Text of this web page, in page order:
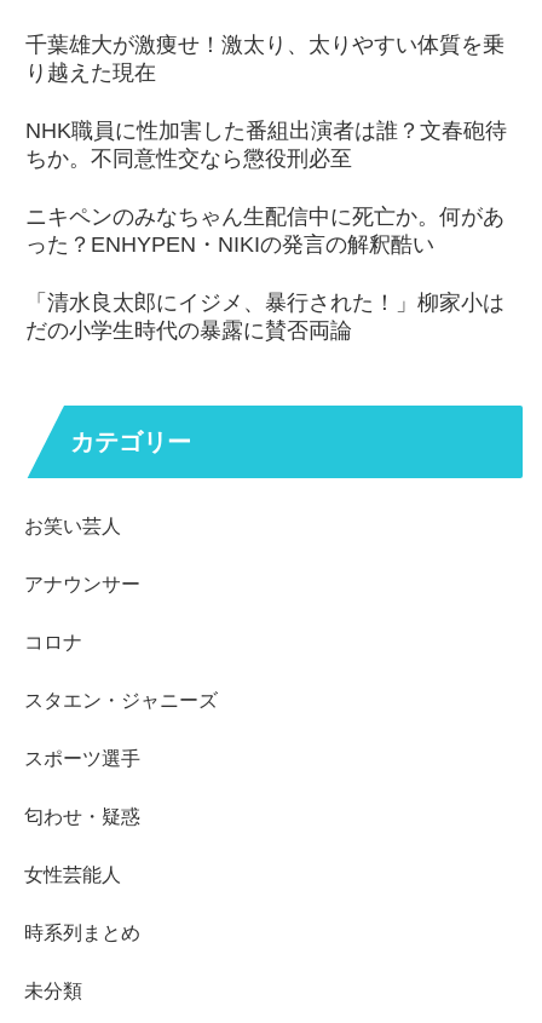
千葉雄大が激痩せ！激太り、太りやすい体質を乗
り越えた現在
NHK職員に性加害した番組出演者は誰？文春砲待
ちか。不同意性交なら懲役刑必至
ニキペンのみなちゃん生配信中に死亡か。何があ
った？ENHYPEN・NIKIの発言の解釈酷い
「清水良太郎にイジメ、暴行された！」柳家小は
だの小学生時代の暴露に賛否両論
カテゴリー
お笑い芸人
アナウンサー
コロナ
スタエン・ジャニーズ
スポーツ選手
匂わせ・疑惑
女性芸能人
時系列まとめ
未分類